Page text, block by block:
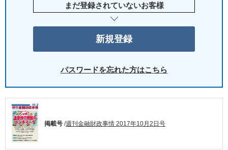
まだ登録されていないお客様
パスワードを忘れた方はこちら
掲載号 /週刊金融財政事情 2017年10月2日号